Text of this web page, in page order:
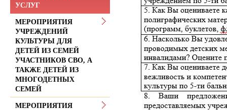
УСЛУГ
МЕРОПРИЯТИЯ
УЧРЕЖДЕНИЙ
КУЛЬТУРЫ ДЛЯ
ДЕТЕЙ ИЗ СЕМЕЙ
УЧАСТНИКОВ СВО, А
ТАКЖЕ ДЕТЕЙ ИЗ
МНОГОДЕТНЫХ
СЕМЕЙ
МЕРОПРИЯТИЯ